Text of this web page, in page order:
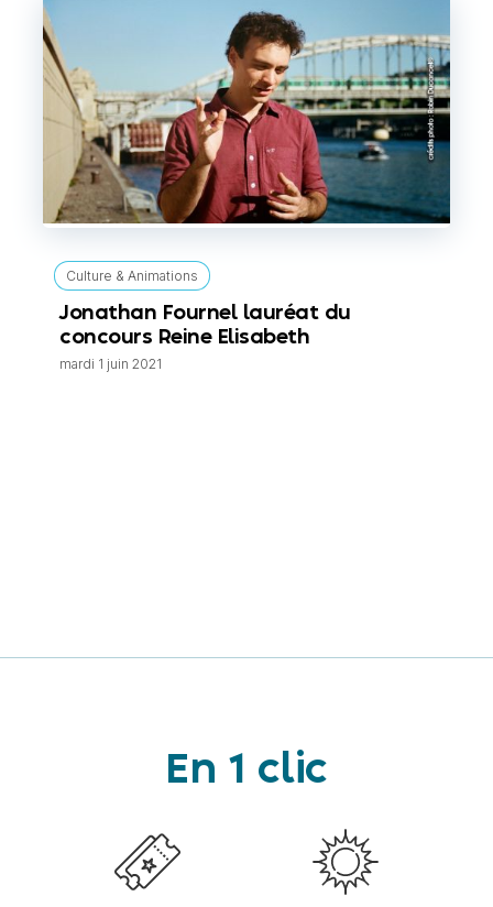
Culture & Animations
Jonathan Fournel lauréat du
concours Reine Elisabeth
mardi 1 juin 2021
En 1 clic